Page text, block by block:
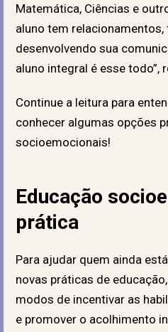
Matemática, Ciências e
aluno tem
desenvolvendo sua
aluno integral é esse todo”,
Continue a leitura para
conhecer algumas opções
socioemocionais!
Educação
prática
Para ajudar quem ainda
novas práticas de
modos de incentivar as
e promover o acolhimento